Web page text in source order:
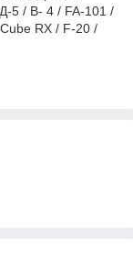
5 / В- 4 / FA-101 /
RX / F-20 /